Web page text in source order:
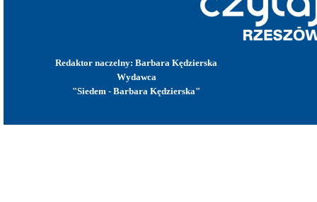
Redaktor naczelny: Barbara Kędzierska
Wydawca
"Siedem - Barbara Kędzierska"